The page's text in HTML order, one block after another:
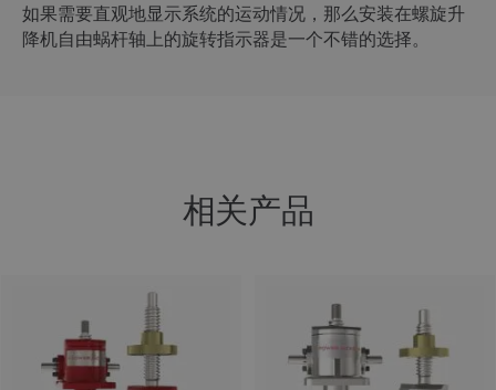
如果需要直观地显示系统的运动情况，那么安装在螺旋升
降机自由蜗杆轴上的旋转指示器是一个不错的选择。
相关产品